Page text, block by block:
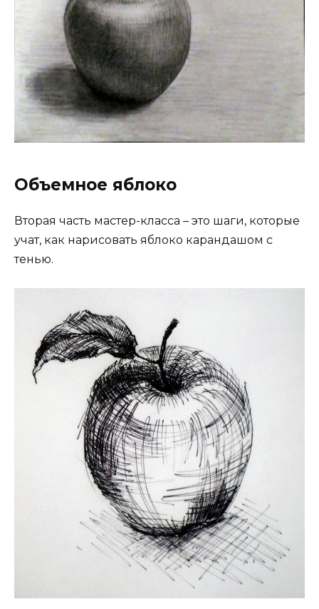
Объемное яблоко
Вторая часть мастер-класса – это шаги, которые
учат, как нарисовать яблоко карандашом с
тенью.